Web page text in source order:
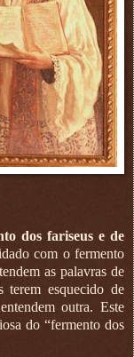
dos fariseus e de
com o fermento
as palavras de
terem esquecido de
outra. Este
do “fermento dos